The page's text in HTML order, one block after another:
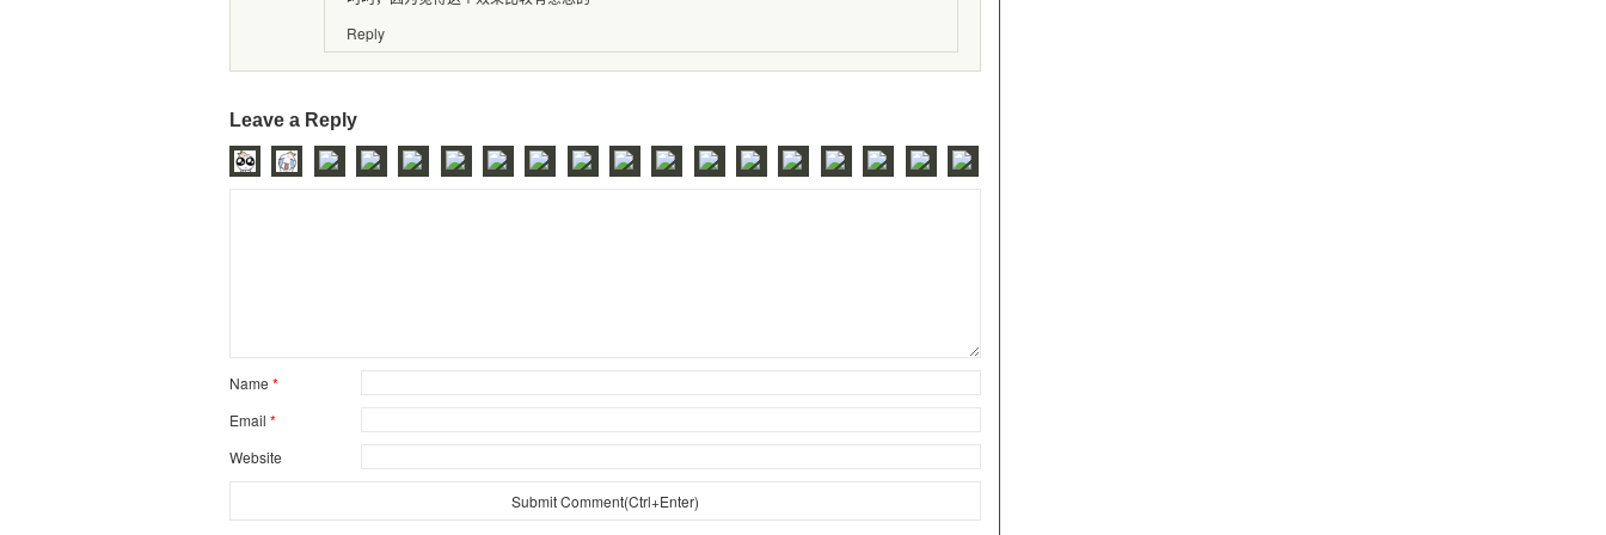
Reply
Leave a Reply
Name *
Email *
Website